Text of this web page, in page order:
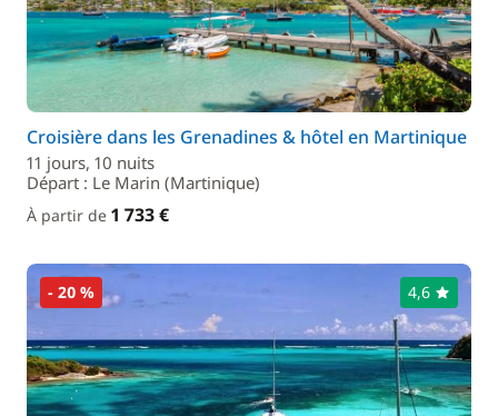
Croisière dans les Grenadines & hôtel en Martinique
11 jours, 10 nuits
Départ : Le Marin (Martinique)
À partir de 1 733 €
- 20 % 4,6